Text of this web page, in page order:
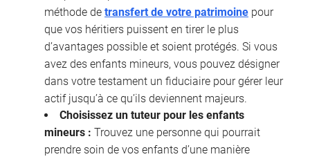
méthode de transfert de votre patrimoine pour
que vos héritiers puissent en tirer le plus
d’avantages possible et soient protégés. Si vous
avez des enfants mineurs, vous pouvez désigner
dans votre testament un fiduciaire pour gérer leur
actif jusqu’à ce qu’ils deviennent majeurs.
Choisissez un tuteur pour les enfants
mineurs : Trouvez une personne qui pourrait
prendre soin de vos enfants d’une manière